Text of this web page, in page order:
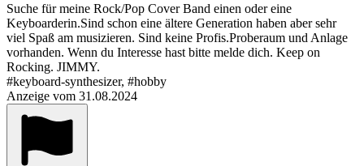
Suche für meine Rock/Pop Cover Band einen oder eine
Keyboarderin.Sind schon eine ältere Generation haben aber sehr
viel Spaß am musizieren. Sind keine Profis.Proberaum und Anlage
vorhanden. Wenn du Interesse hast bitte melde dich. Keep on
Rocking. JIMMY.
#keyboard-synthesizer, #hobby
Anzeige vom 31.08.2024